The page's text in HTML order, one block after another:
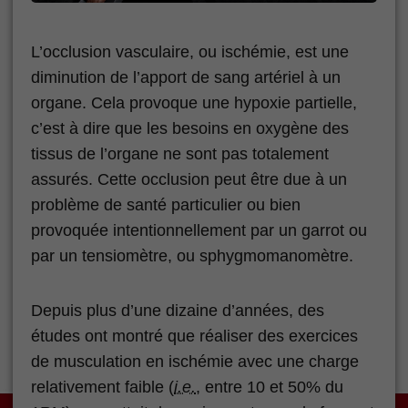
L’occlusion vasculaire, ou ischémie, est une
diminution de l’apport de sang artériel à un
organe. Cela provoque une hypoxie partielle,
c’est à dire que les besoins en oxygène des
tissus de l’organe ne sont pas totalement
assurés. Cette occlusion peut être due à un
problème de santé particulier ou bien
provoquée intentionnellement par un garrot ou
par un tensiomètre, ou sphygmomanomètre.
Depuis plus d’une dizaine d’années, des
études ont montré que réaliser des exercices
de musculation en ischémie avec une charge
relativement faible (i.e., entre 10 et 50% du